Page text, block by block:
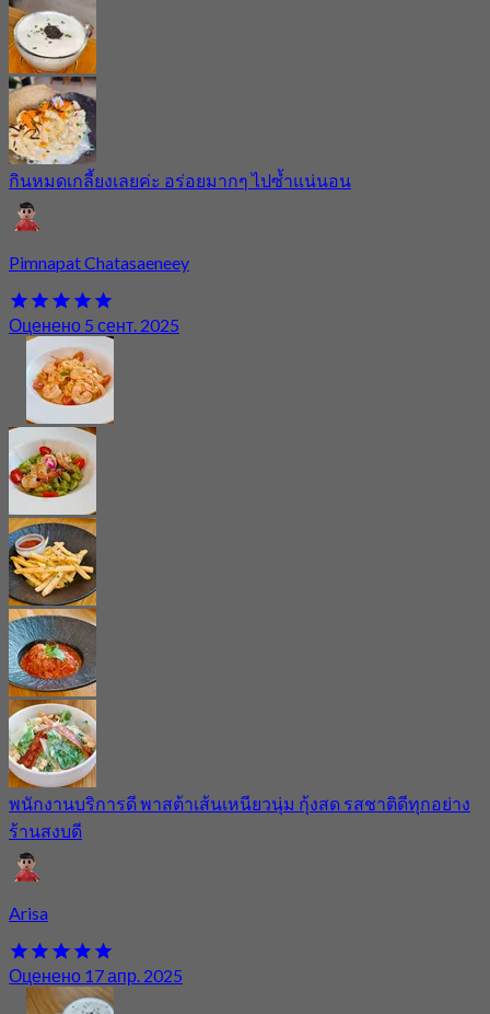
กินหมดเกลี้ยงเลยค่ะ อร่อยมากๆ ไปซ้ำแน่นอน
Pimnapat Chatasaeneey
Оценено 5 сент. 2025
พนักงานบริการดี พาสต้าเส้นเหนียวนุ่ม กุ้งสด รสชาติดีทุกอย่าง
ร้านสงบดี
Arisa
Оценено 17 апр. 2025